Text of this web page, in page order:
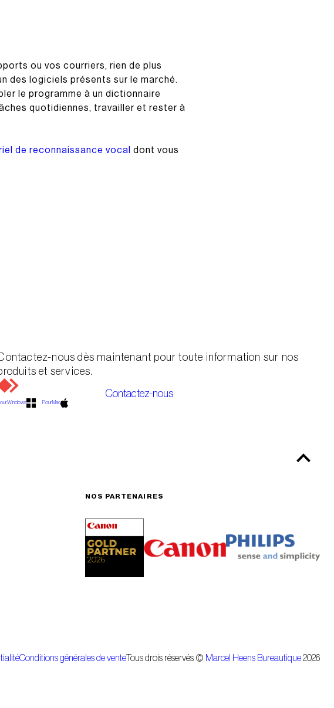
ou vos courriers, rien de plus
des logiciels présents sur le marché.
le programme à un dictionnaire
quotidiennes, travailler et rester à
de reconnaissance vocal dont vous
nous dès maintenant pour toute information sur nos
et services.
Windows Pour Mac
Contactez-nous
NOS PARTENAIRES
Conditions générales de venteTous drois réservés © Marcel Heens Bureautique2026